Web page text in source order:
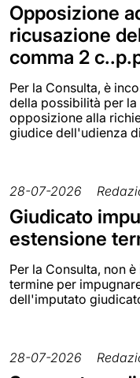
Opposizione
ricusazione
comma 2
Per la Consulta, è
della possibilità per
opposizione alla
giudice dell'udienza
28-07-2026
Giudicato
estensione
Per la Consulta, non
termine per
dell'imputato
28-07-2026